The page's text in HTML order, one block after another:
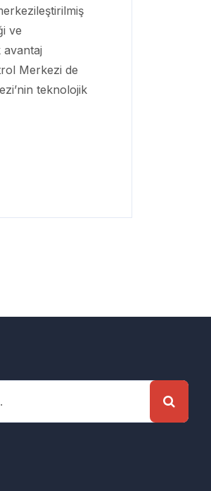
ve
avantaj
Merkezi de
teknolojik